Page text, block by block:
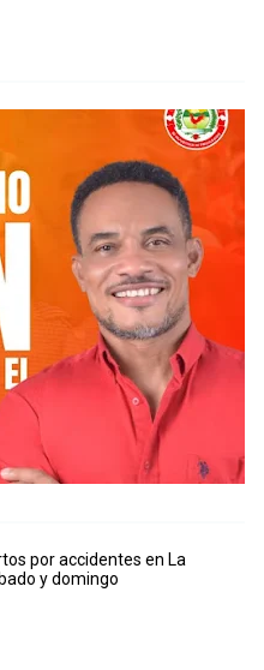
por accidentes en La
y domingo